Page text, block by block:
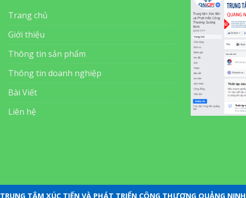
Trang chủ
Giới thiệu
Thông tin sản phẩm
Thông tin doanh nghiệp
Bài Viết
Liên hệ
TRUNG TÂM XÚC TIẾN VÀ PHÁT TRIỂN CÔNG THƯƠNG QUẢNG NINH